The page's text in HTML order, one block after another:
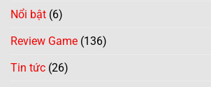
Nổi bật (6)
Review Game (136)
Tin tức (26)